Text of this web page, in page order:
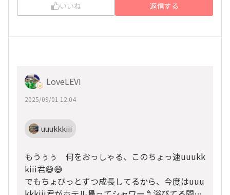
いいね 返信する
LoveLEVI
2025/09/01 12:04
uuukkkiii
もうぅぅ 何をおっしゃる、このちょっ速uuukk
kiii君😅😅
でもちょびっとずつ成長してるから、今度はuuu